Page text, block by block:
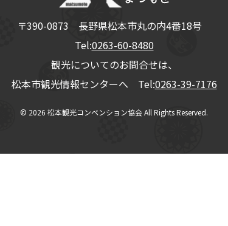
〒390-0873 長野県松本市丸の内4番18号
Tel:0263-60-8480
観光についてのお問合せは、
松本市観光情報センターへ Tel:0263-39-7176
© 2026 松本観光コンベンション協会All Rights Reserved.